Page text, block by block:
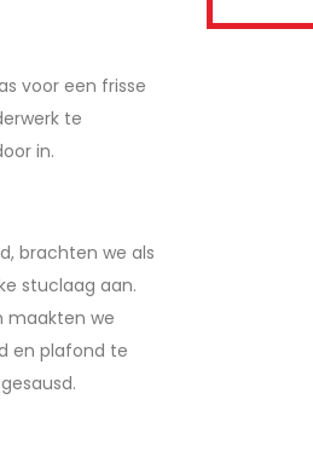
voor een frisse
te
in.
brachten we als
stuclaag aan.
maakten we
en plafond te